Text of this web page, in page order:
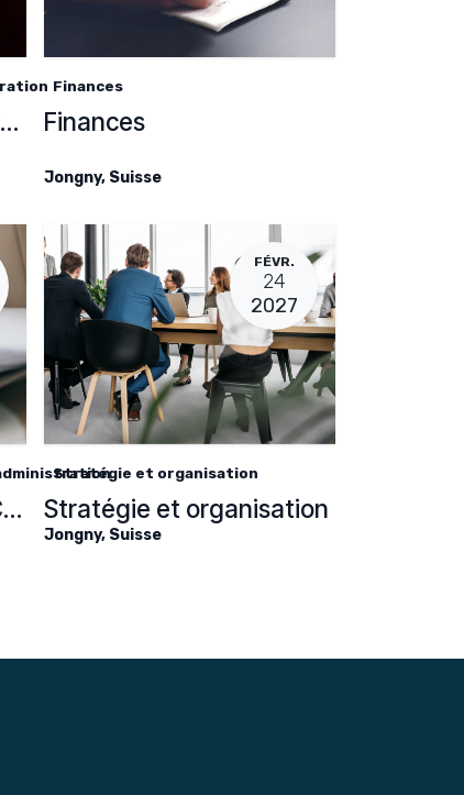
Secrétaire de Conseil d’administration et de fondation
Finances
Finances
Jongny, Suisse
Les Fondamentaux du Conseil d’administration
FÉVR.
24
2027
Stratégie et organisation
Stratégie et organisation
Jongny, Suisse